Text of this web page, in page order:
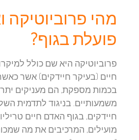
מהי פרוביוטיקה
פועלת בגוף?
פרוביוטיקה היא שם כולל
חיים (בעיקר חיידקים) אשר כאשר
בכמות מספקת, הם מעניקים
משמעותיים. בניגוד לתדמית
חיידקים, בגוף האדם חיים
מועילים, המרכיבים את מה